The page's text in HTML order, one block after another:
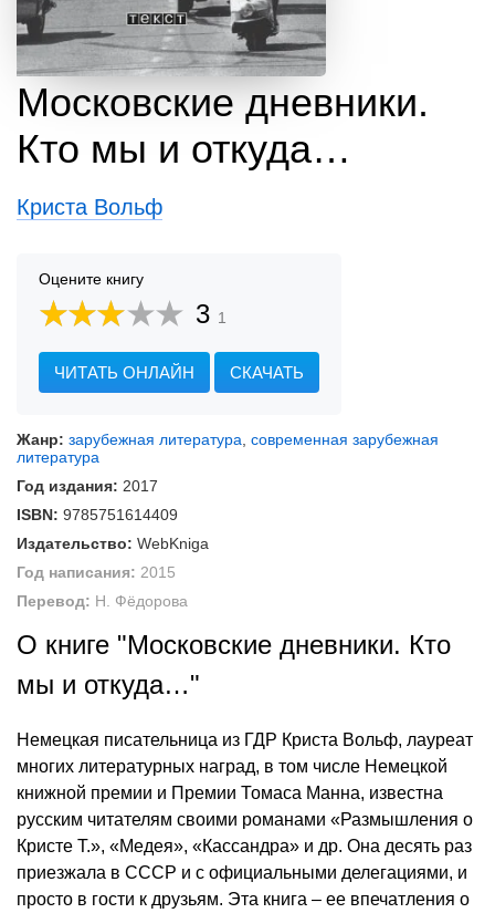
Московские дневники.
Кто мы и откуда…
Криста Вольф
Оцените книгу
3 1
ЧИТАТЬ ОНЛАЙН СКАЧАТЬ
Жанр: зарубежная литература современная зарубежная
литература
Год издания: 2017
ISBN: 9785751614409
Издательство: WebKniga
Год написания: 2015
Перевод: Н. Фёдорова
О книге "Московские дневники. Кто
мы и откуда…"
Немецкая писательница из ГДР Криста Вольф, лауреат
многих литературных наград, в том числе Немецкой
книжной премии и Премии Томаса Манна, известна
русским читателям своими романами «Размышления о
Кристе Т.», «Медея», «Кассандра» и др. Она десять раз
приезжала в СССР и с официальными делегациями, и
просто в гости к друзьям. Эта книга – ее впечатления о